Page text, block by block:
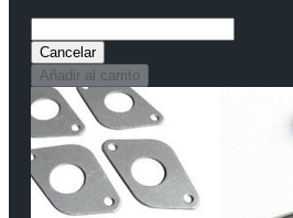
Cancelar
Añadir al carrito